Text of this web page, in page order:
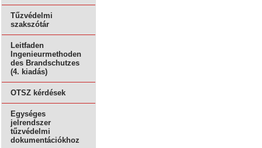
Tűzvédelmi
szakszótár
Leitfaden
Ingenieurmethoden
des Brandschutzes
(4. kiadás)
OTSZ kérdések
Egységes
jelrendszer
tűzvédelmi
dokumentációkhoz